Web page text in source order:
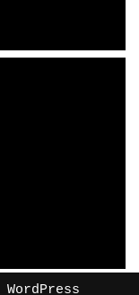
WordPress